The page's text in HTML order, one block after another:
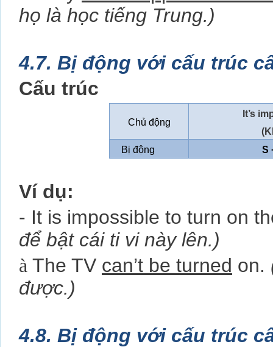
họ là học tiếng Trung.)
4.7. Bị động với cấu trúc
Cấu trúc
Chủ động
It’s
Bị động
S
Ví dụ:
- It is impossible to turn on
để bật cái ti vi này lên.)
à The TV can’t be turned on.
được.)
4.8. Bị động với cấu trúc